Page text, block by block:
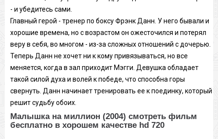
- и убедитесь сами.
Главный герой - тренер по боксу Фрэнк Данн. У него бывали и
хорошие времена, но с возрастом он ожесточился и потерял
веру в себя, во многом - из-за сложных отношений с дочерью.
Теперь Данн не хочет ни к кому привязываться, но все
меняется, когда в зал приходит Мэгги. Девушка обладает
такой силой духа и волей к победе, что способна горы
свернуть. Данн начинает тренировать ее к поединку, который
решит судьбу обоих.
Малышка на миллион (2004) смотреть фильм
бесплатно в хорошем качестве hd 720